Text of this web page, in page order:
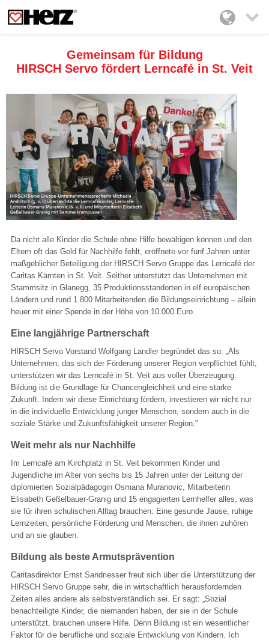

Gemeinsam für Bildung
HIRSCH Servo fördert Lerncafé in St. Veit
Da nicht alle Kinder die Schule ohne Hilfe bewältigen können und den
Eltern oft das Geld für Nachhilfe fehlt, eröffnete vor fünf Jahren unter
maßgeblicher Beteiligung der HIRSCH Servo Gruppe das Lerncafé der
Caritas Kärnten in St. Veit. Seither unterstützt das Unternehmen mit
Stammsitz in Glanegg, 35 Produktionsstandorten in elf europäischen
Ländern und rund 1.800 Mitarbeitenden die Bildungseinrichtung – allein
heuer mit einer Spende in der Höhe von 10.000 Euro.
Eine langjährige Partnerschaft
HIRSCH Servo Vorstand Wolfgang Landler begründet das so: „Als
Unternehmen, das sich der Förderung unserer Region verpflichtet fühlt,
unterstützen wir das Lerncafé in St. Veit aus voller Überzeugung.
Bildung ist die Grundlage für Chancengleichheit und eine starke
Zukunft. Indem wir diese Einrichtung fördern, investieren wir nicht nur
in die individuelle Entwicklung junger Menschen, sondern auch in die
soziale Stärke und Zukunftsfähigkeit unserer Region."
Weit mehr als nur Nachhilfe
Im Lerncafé am Kirchplatz in St. Veit bekommen Kinder und
Jugendliche im Alter von sechs bis 15 Jahren unter der Leitung der
diplomierten Sozialpädagogin Osmana Muranovic, Mitarbeiterin
Elisabeth Geßelbauer-Granig und 15 engagierten Lernhelfer alles, was
sie für ihren schulischen Alltag brauchen: Eine gesunde Jause, ruhige
Lernzeiten, persönliche Förderung und Menschen, die ihnen zuhören
und an sie glauben.
Bildung als beste Armutsprävention
Caritasdirektor Ernst Sandriesser freut sich über die Unterstützung der
HIRSCH Servo Gruppe sehr, die in wirtschaftlich herausfordernden
Zeiten alles andere als selbstverständlich sei. Er sagt: „Sozial
benachteiligte Kinder, die niemanden haben, der sie in der Schule
unterstützt, brauchen unsere Hilfe. Denn Bildung ist ein wesentlicher
Faktor für die berufliche und soziale Entwicklung von Kindern. Ich